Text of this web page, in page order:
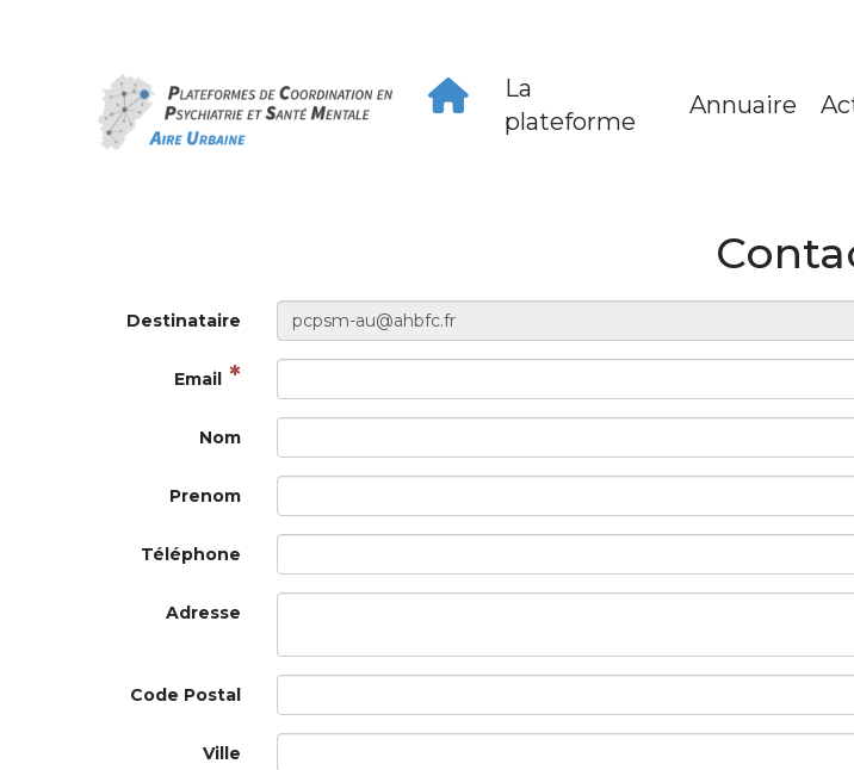
La
plateforme
Annuaire
Destinataire
Email
Nom
Prenom
Téléphone
Adresse
Code Postal
Ville